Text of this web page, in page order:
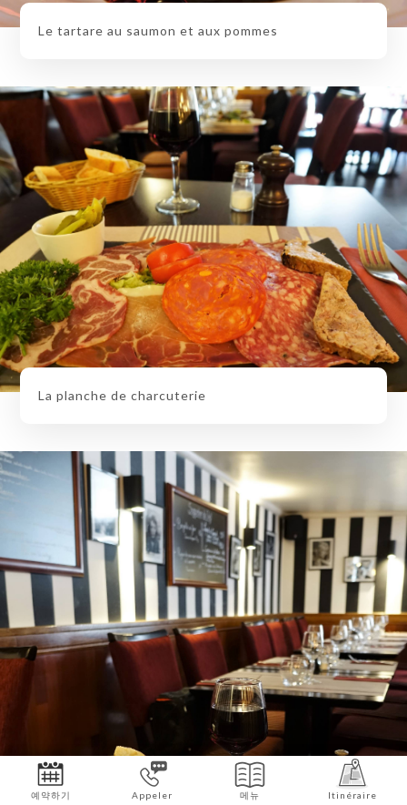
Le tartare au saumon et aux pommes
La planche de charcuterie
예약하기 Appeler 메뉴 Itinéraire